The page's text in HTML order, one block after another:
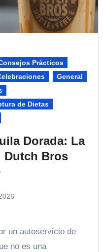
Prácticos
General
de Dietas
Dorada: La
Dutch Bros
no es una